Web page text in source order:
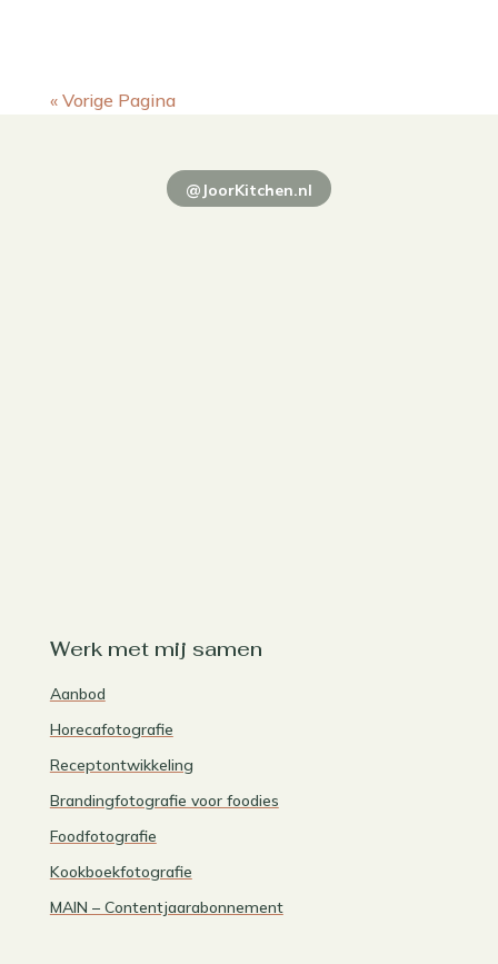
« Vorige Pagina
@JoorKitchen.nl
Werk met mij samen
Aanbod
Horecafotografie
Receptontwikkeling
Brandingfotografie voor foodies
Foodfotografie
Kookboekfotografie
MAIN – Contentjaarabonnement